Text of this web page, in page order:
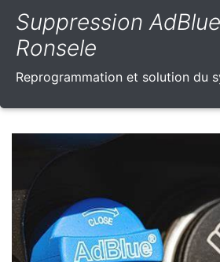
Suppression
Ronsele
Reprogrammation et solution du